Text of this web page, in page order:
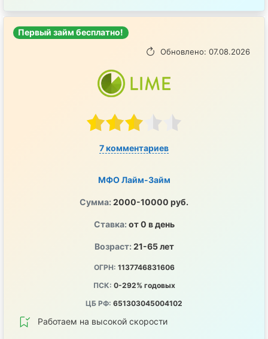
Первый займ бесплатно!
Обновлено: 07.08.2026
7 комментариев
МФО Лайм-Займ
Сумма: 2000-10000 руб.
Ставка: от 0 в день
Возраст: 21-65 лет
ОГРН: 1137746831606
ПСК: 0-292% годовых
ЦБ РФ: 651303045004102
Работаем на высокой скорости